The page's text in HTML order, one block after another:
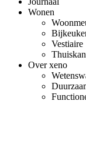
Wonen
Vestiaire
Over xeno